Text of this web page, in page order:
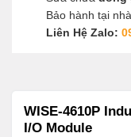
Bảo hành tại nhà.
Liên Hệ Zalo:
WISE-4610P
I/O Module